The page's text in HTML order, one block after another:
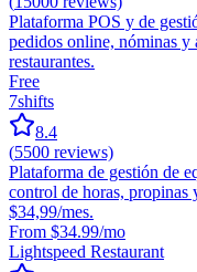
Plataforma POS y de
pedidos online, nóminas y
restaurantes.
Free
7shifts
8.4
(5500 reviews)
Plataforma de gestión de
control de horas, propinas
$34,99/mes.
From $34.99/mo
Lightspeed Restaurant